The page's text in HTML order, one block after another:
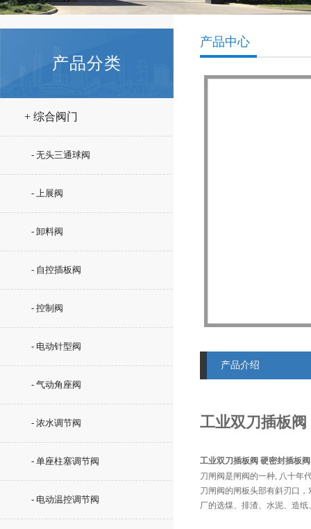
产品分类
+ 综合阀门
- 无头三通球阀
- 上展阀
- 卸料阀
- 自控插板阀
- 控制阀
- 电动针型阀
- 气动角座阀
- 浓水调节阀
- 单座柱塞调节阀
- 电动温控调节阀
产品中心
产品介绍
工业双刀插板
工业双刀插板阀 硬密封插板
刀闸阀是闸阀的一种, 八十年
刀闸阀的闸板头部有斜刃口
厂的选煤、排渣、水泥、造